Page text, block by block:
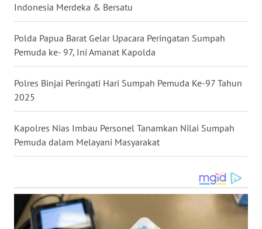
Indonesia Merdeka & Bersatu
Polda Papua Barat Gelar Upacara Peringatan Sumpah
Pemuda ke- 97, Ini Amanat Kapolda
Polres Binjai Peringati Hari Sumpah Pemuda Ke-97 Tahun
2025
Kapolres Nias Imbau Personel Tanamkan Nilai Sumpah
Pemuda dalam Melayani Masyarakat
WN
MALUT
WN
DAIRI
WN
DANAU
WN
LANGKAT